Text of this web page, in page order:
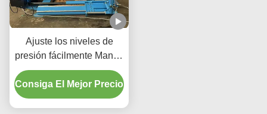
Ajuste los niveles de
presión fácilmente Mango
de control de baja presión
móvil Cambiador de
neumáticos
Consiga El Mejor Precio